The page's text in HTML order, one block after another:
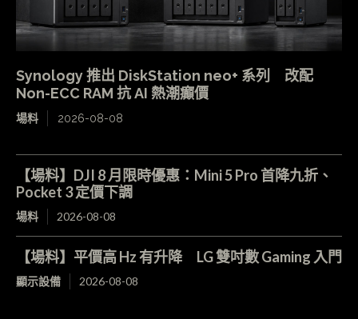
Synology 推出 DiskStation neo+ 系列 改配
Non-ECC RAM 抗 AI 熱潮癲價
場料 2026-08-08
【場料】DJI 8 月限時優惠：Mini 5 Pro 首降九折、
Pocket 3 定價下調
場料 2026-08-08
【場料】平價高 Hz 有升降 LG 雙吋數 Gaming 入門
顯示設備 2026-08-08